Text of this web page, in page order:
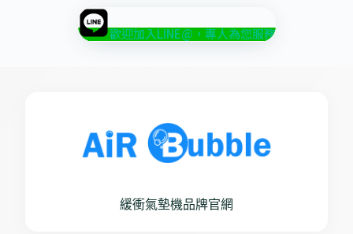
歡迎加入LINE@，專人為您服務
緩衝氣墊機品牌官網